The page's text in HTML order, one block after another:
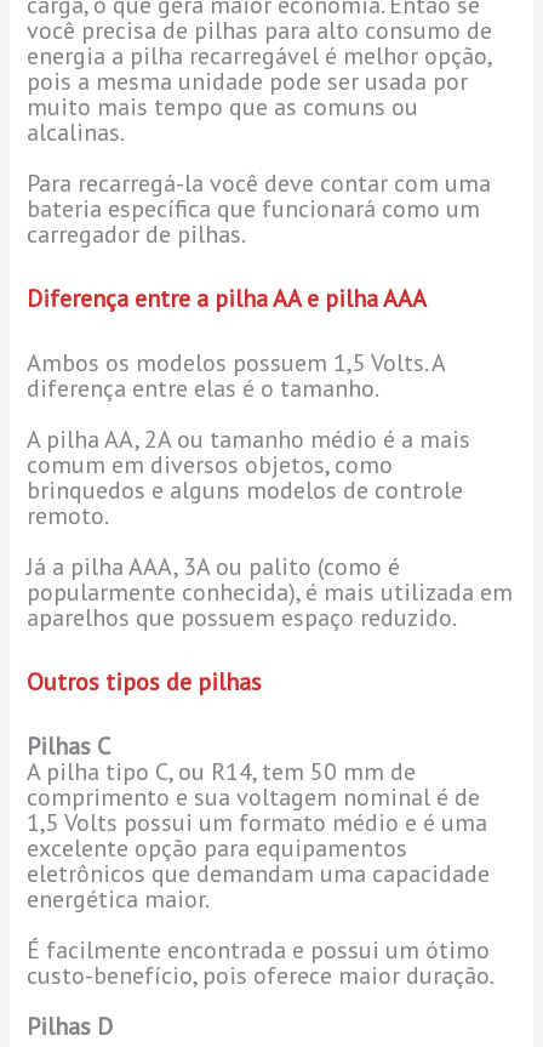
você precisa de pilhas para alto consumo de
energia a pilha recarregável é melhor opção,
pois a mesma unidade pode ser usada por
muito mais tempo que as comuns ou
alcalinas.
Para recarregá-la você deve contar com uma
bateria específica que funcionará como um
carregador de pilhas.
Diferença entre a pilha AA e pilha AAA
Ambos os modelos possuem 1,5 Volts. A
diferença entre elas é o tamanho.
A pilha AA, 2A ou tamanho médio é a mais
comum em diversos objetos, como
brinquedos e alguns modelos de controle
remoto.
Já a pilha AAA, 3A ou palito (como é
popularmente conhecida), é mais utilizada em
aparelhos que possuem espaço reduzido.
Outros tipos de pilhas
Pilhas C
A pilha tipo C, ou R14, tem 50 mm de
comprimento e sua voltagem nominal é de
1,5 Volts possui um formato médio e é uma
excelente opção para equipamentos
eletrônicos que demandam uma capacidade
energética maior.
É facilmente encontrada e possui um ótimo
custo-benefício, pois oferece maior duração.
Pilhas D